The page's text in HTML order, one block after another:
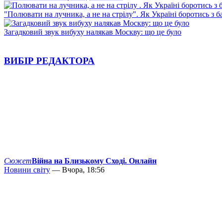
"Полювати на лучника, а не на стрілу". Як Україні боротись з
Загадковий звук вибуху налякав Москву: що це було
ВИБІР РЕДАКТОРА
СюжетВійна на Близькому Сході. Онлайн
Новини світу — Вчора, 18:56